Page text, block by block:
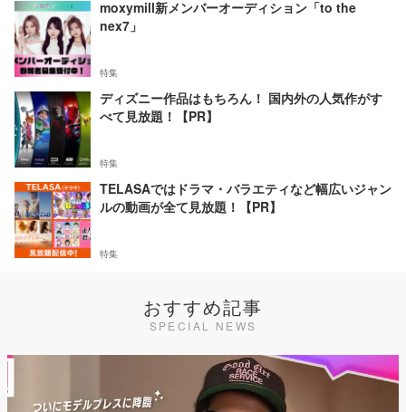
moxymill新メンバーオーディション「to the
nex7」
特集
ディズニー作品はもちろん！ 国内外の人気作がす
べて見放題！【PR】
特集
TELASAではドラマ・バラエティなど幅広いジャン
ルの動画が全て見放題！【PR】
特集
おすすめ記事
SPECIAL NEWS